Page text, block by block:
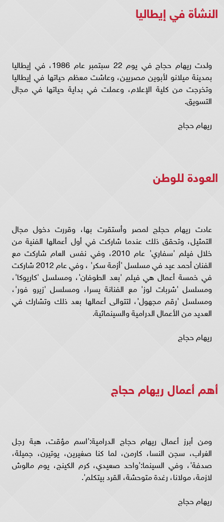
النشأة في إيطاليا
ولدت ريهام حجاج في يوم 22 سبتمبر عام 1986، في إيطاليا
بمدينة ميلانو لأبوين مصريين، وعاشت معظم حياتها في إيطاليا
وتخرجت من كلية الإعلام، وعملت في بداية حياتها في مجال
التسويق.
ريهام حجاج
العودة للوطن
عادت ريهام حجلج لمصر وأستقرت بها، وقررت دخول مجال
التمثيل، وتحقق ذلك عندما شاركت في أول أعمالها الفنية من
خلال فيلم 'سفاري' عام 2010، وفي نفس العام شاركت مع
الفنان أحمد عيد في مسلسل 'أزمة سكر' ، وفي عام 2012 شاركت
في خمسة أعمال هي فيلم 'بعد الطوفان'، ومسلسل 'كاريوكا'،
ومسلسل 'شربات لوز' مع الفنانة يسرا، ومسلسل 'زيرو فور'،
ومسلسل 'رقم مجهول'، لتتوالى أعمالها بعد ذلك وتشارك في
العديد من الأعمال الدرامية والسينمائية.
ريهام حجاج
أهم أعمال ريهام حجاج
ومن أبرز أعمال ريهام حجاج الدرامية:'اسم مؤقت، هبة رجل
الغراب، سجن النسا، كارمن، لما كنا صغيرين، يوتيرن، جميلة،
صدفة'، وفي السينما:'واحد صعيدي، كرم الكينج، يوم مالوش
لازمة، مولانا، رغدة متوحشة، القرد بيتكلم'.
ريهام حجاج